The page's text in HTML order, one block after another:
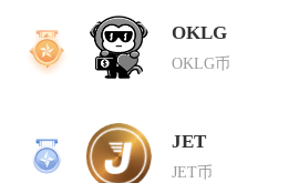
2
OKLG
OKLG币
3
JET
JET币